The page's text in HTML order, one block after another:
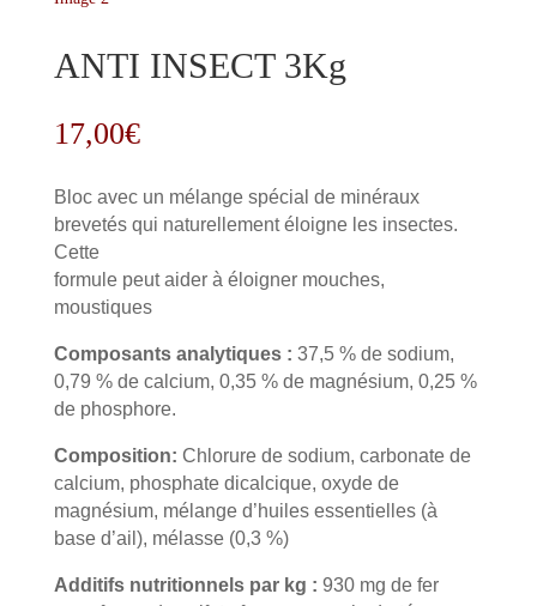
ANTI INSECT 3Kg
17,00€
Bloc avec un mélange spécial de minéraux
brevetés qui naturellement éloigne les insectes.
Cette
formule peut aider à éloigner mouches,
moustiques
Composants analytiques : 37,5 % de sodium,
0,79 % de calcium, 0,35 % de magnésium, 0,25 %
de phosphore.
Composition: Chlorure de sodium, carbonate de
calcium, phosphate dicalcique, oxyde de
magnésium, mélange d’huiles essentielles (à
base d’ail), mélasse (0,3 %)
Additifs nutritionnels par kg : 930 mg de fer